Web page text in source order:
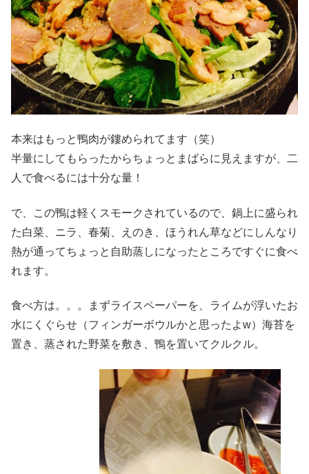
本来はもっと鴨肉が鏤められてます（笑）
半量にしてもらったからちょっとまばらに見えますが、二
人で食べるには十分な量！
で、この鴨は軽くスモークされているので、鍋上に盛られ
た白菜、ニラ、春菊、えのき、ほうれん草などにしんなり
熱が通ってちょっと自助蒸しになったところですぐに食べ
れます。
食べ方は。。。まずライスペーパーを、ライムが浮いたお
水にくぐらせ（フィンガーボウルかと思ったよw）海苔を
置き、蒸された野菜を敷き、鴨を置いてクルクル。